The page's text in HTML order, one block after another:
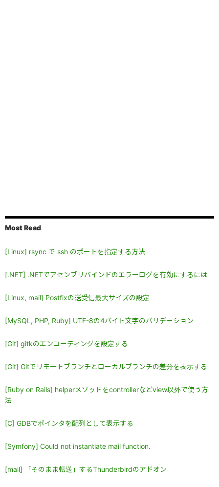
Most Read
[Linux] rsync で ssh のポートを指定する方法
[.NET] .NETでアセンブリバインドのエラーログを有効にするには
[Linux, mail] Postfixの送受信最大サイズの設定
[MySQL, PHP, Ruby] UTF-8の4バイト文字のバリデーション
[Git] gitkのエンコーディングを設定する
[Git] Gitでリモートブランチとローカルブランチの差分を表示する
[Ruby on Rails] helperメソッドをcontrollerなどview以外で使う方
法
[C] GDBでポインタを配列として表示する
[Symfony] Could not instantiate mail function.
[mail] 「そのまま転送」するThunderbirdのアドオン